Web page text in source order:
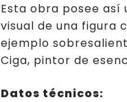
Esta obra posee
visual de una figura
ejemplo
Ciga, pintor de
Datos técnicos: